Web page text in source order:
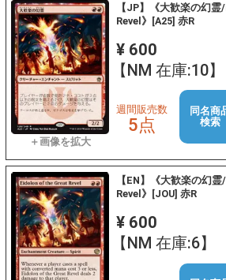
【JP】《大歓楽の幻
Revel》[A25] 赤R
¥ 600
【NM 在庫:10】
週間販売数
5点
同名商
検索
【EN】《大歓楽の幻
Revel》[JOU] 赤R
¥ 600
【NM 在庫:6】